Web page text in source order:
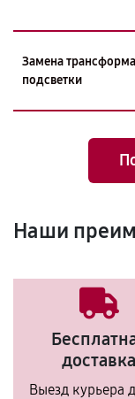
Замена
подсветки
Наши
доставка
Выезд курьера